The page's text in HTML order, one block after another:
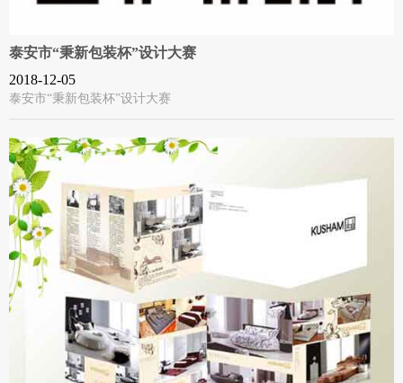
泰安市“秉新包装杯”设计大赛
2018-12-05
泰安市“秉新包装杯”设计大赛